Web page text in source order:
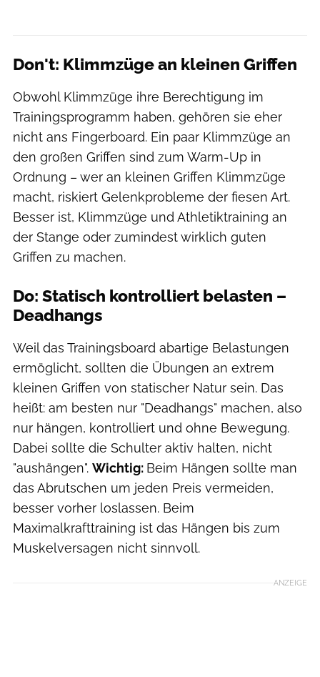
Don't: Klimmzüge an kleinen Griffen
Obwohl Klimmzüge ihre Berechtigung im
Trainingsprogramm haben, gehören sie eher
nicht ans Fingerboard. Ein paar Klimmzüge an
den großen Griffen sind zum Warm-Up in
Ordnung – wer an kleinen Griffen Klimmzüge
macht, riskiert Gelenkprobleme der fiesen Art.
Besser ist, Klimmzüge und Athletiktraining an
der Stange oder zumindest wirklich guten
Griffen zu machen.
Do: Statisch kontrolliert belasten –
Deadhangs
Weil das Trainingsboard abartige Belastungen
ermöglicht, sollten die Übungen an extrem
kleinen Griffen von statischer Natur sein. Das
heißt: am besten nur "Deadhangs" machen, also
nur hängen, kontrolliert und ohne Bewegung.
Dabei sollte die Schulter aktiv halten, nicht
"aushängen". Wichtig: Beim Hängen sollte man
das Abrutschen um jeden Preis vermeiden,
besser vorher loslassen. Beim
Maximalkrafttraining ist das Hängen bis zum
Muskelversagen nicht sinnvoll.
ANZEIGE